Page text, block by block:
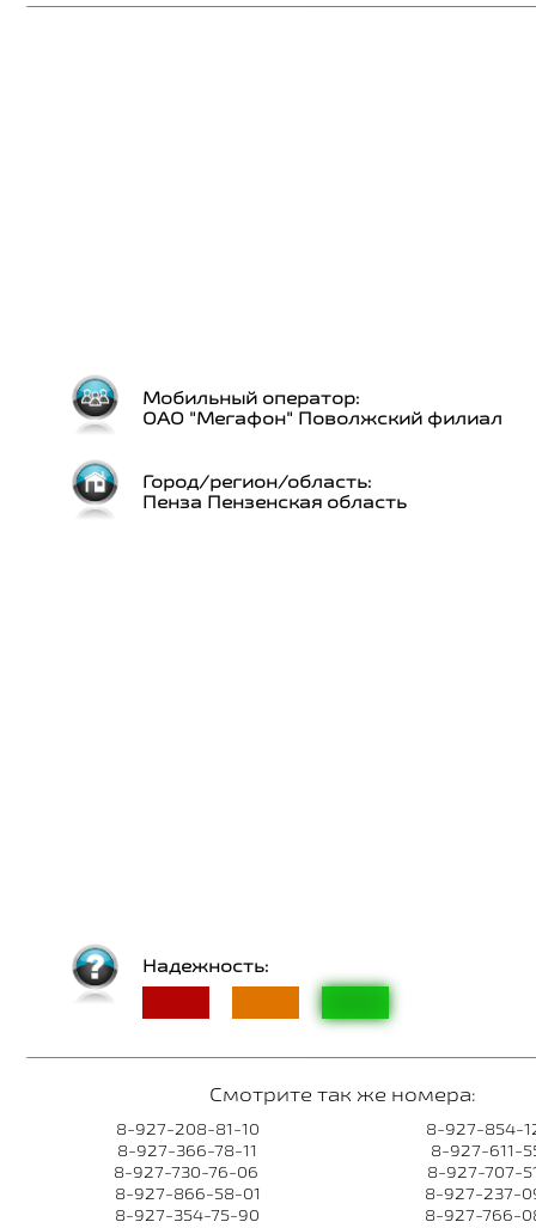
Мобильный оператор:
ОАО "Мегафон" Поволжский филиал
Город/регион/область:
Пенза Пензенская область
Надежность:
Смотрите так же номера:
8-927-208-81-10
8-927-366-78-11
8-927-730-76-06
8-927-866-58-01
8-927-354-75-90
8-927-854-
8-927-611-
8-927-707-
8-927-237-
8-927-766-